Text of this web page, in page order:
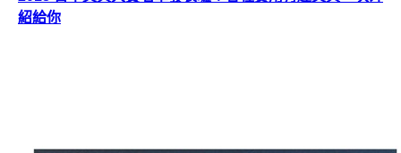
紹給你